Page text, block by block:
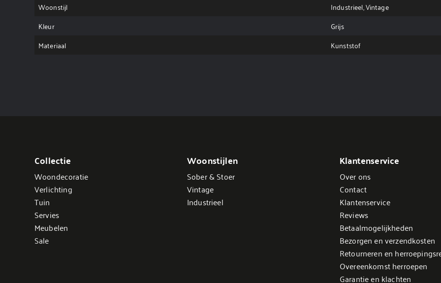
Woonstijl
Industrieel, Vintage
Kleur
Grijs
Materiaal
Kunststof
Collectie
Woondecoratie
Verlichting
Tuin
Servies
Meubelen
Sale
Woonstijlen
Sober & Stoer
Vintage
Industrieel
Klantenservice
Over ons
Contact
Klantenservice
Reviews
Betaalmogelijkheden
Bezorgen en verzendkosten
Retourneren en
Overeenkomst herroepen
Garantie en klachten